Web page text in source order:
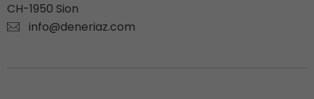
CH-1950 Sion
info@deneriaz.com